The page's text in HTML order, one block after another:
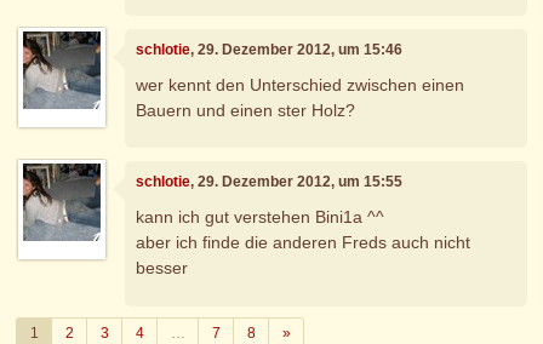
schlotie, 29. Dezember 2012, um 15:46
wer kennt den Unterschied zwischen einen
Bauern und einen ster Holz?
schlotie, 29. Dezember 2012, um 15:55
kann ich gut verstehen Bini1a ^^
aber ich finde die anderen Freds auch nicht
besser
1 2 3 4 … 7 8 »Weiter